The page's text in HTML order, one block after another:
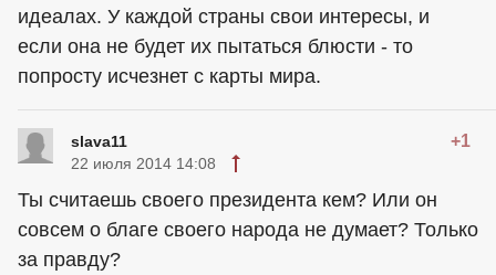
идеалах. У каждой страны свои интересы, и
если она не будет их пытаться блюсти - то
попросту исчезнет с карты мира.
slava11 +1
22 июля 2014 14:08
Ты считаешь своего президента кем? Или он
совсем о благе своего народа не думает? Только
за правду?